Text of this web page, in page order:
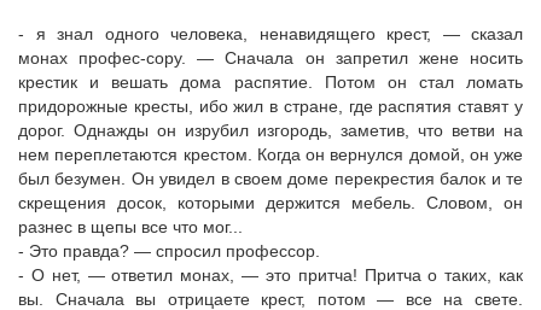
- я знал одного человека, ненавидящего крест, — сказал
монах профес-сору. — Сначала он запретил жене носить
крестик и вешать дома распятие. Потом он стал ломать
придорожные кресты, ибо жил в стране, где распятия ставят у
дорог. Однажды он изрубил изгородь, заметив, что ветви на
нем переплетаются крестом. Когда он вернулся домой, он уже
был безумен. Он увидел в своем доме перекрестия балок и те
скрещения досок, которыми держится мебель. Словом, он
разнес в щепы все что мог...
- Это правда? — спросил профессор.
- О нет, — ответил монах, — это притча! Притча о таких, как
вы. Сначала вы отрицаете крест, потом — все на свете.